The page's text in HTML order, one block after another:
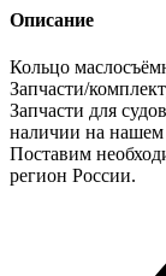
Описание
Кольцо
Запчасти/
Запчасти для
наличии на нашем
Поставим
регион России.